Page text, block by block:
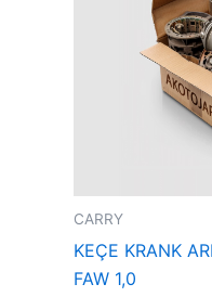
CARRY
KEÇE KRANK
FAW 1,0